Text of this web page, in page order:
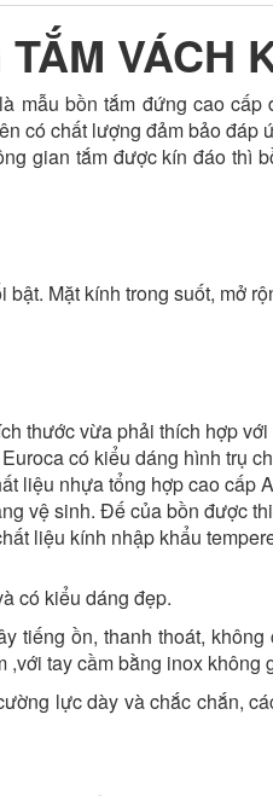
TẮM VÁCH
mẫu bồn tắm đứng cao cấp
có chất lượng đảm bảo
gian tắm được kín đáo thì
Mặt kính trong suốt, mở
thước vừa phải thích hợp
có kiểu dáng hình trụ
liệu nhựa tổng hợp cao
vệ sinh. Đế của bồn được
liệu kính nhập khẩu
có kiểu dáng đẹp.
tiếng ồn, thanh thoát,
tay cầm bằng inox
lực dày và chắc chắn,